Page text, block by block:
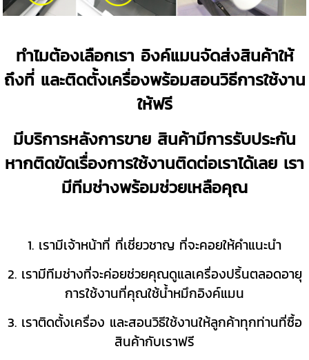
ทำไมต้องเลือกเรา อิงค์แมนจัดส่งสินค้าให้
ถึงที่ และติดตั้งเครื่องพร้อมสอนวิธีการใช้งาน
ให้ฟรี
มีบริการหลังการขาย สินค้ามีการรับประกัน
หากติดขัดเรื่องการใช้งานติดต่อเราได้เลย เรา
มีทีมช่างพร้อมช่วยเหลือคุณ
1. เรามีเจ้าหน้าที่ ที่เชี่ยวชาญ ที่จะคอยให้คำแนะนำ
2. เรามีทีมช่างที่จะค่อยช่วยคุณดูแลเครื่องปริ้นตลอดอายุ
การใช้งานที่คุณใช้น้ำหมึกอิงค์แมน
3. เราติดตั้งเครื่อง และสอนวิธีใช้งานให้ลูกค้าทุกท่านที่ซื้อ
สินค้ากับเราฟรี